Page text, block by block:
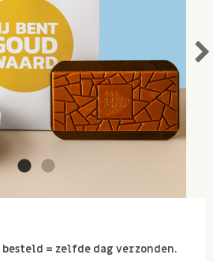
= zelfde dag verzonden.